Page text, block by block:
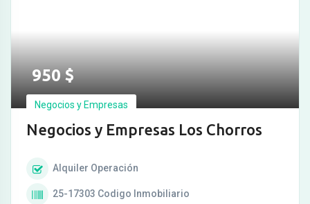
950$
Negocios y Empresas
Negocios y Empresas Los Chorros
Alquiler Operación
25-17303 Codigo Inmobiliario